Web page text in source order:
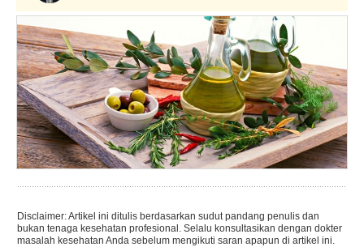
Disclaimer: Artikel ini ditulis berdasarkan sudut pandang penulis dan
bukan tenaga kesehatan profesional. Selalu konsultasikan dengan dokter
masalah kesehatan Anda sebelum mengikuti saran apapun di artikel ini.